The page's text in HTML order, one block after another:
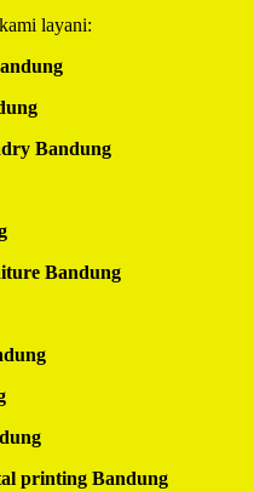
layani:
Bandung
Bandung
printing Bandung